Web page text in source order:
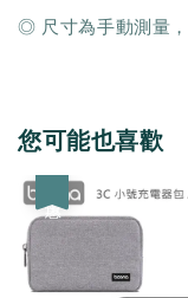
◎ 尺寸為手動測量
您可能也喜歡